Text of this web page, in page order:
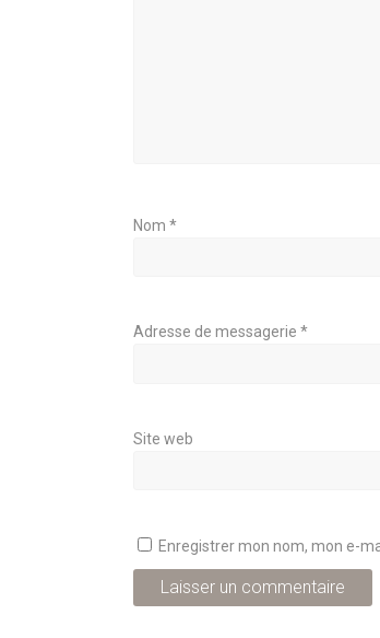
Nom *
Adresse de messagerie *
Site web
Enregistrer mon nom, mon e-